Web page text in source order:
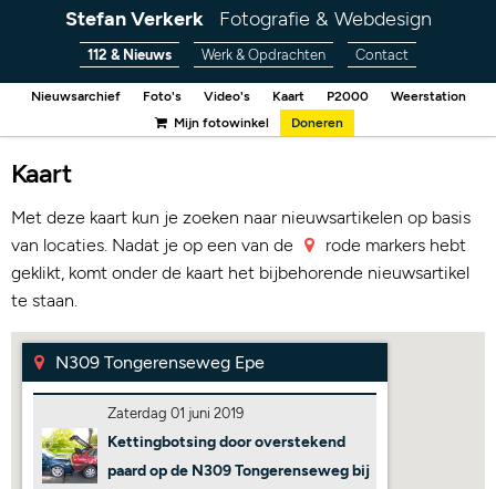
Stefan Verkerk Fotografie & Webdesign
112 & Nieuws Werk & Opdrachten Contact
Nieuwsarchief Foto's Video's Kaart P2000
Weerstation
Mijn fotowinkel
Doneren
Kaart
Met deze kaart kun je zoeken naar nieuwsartikelen op basis
van locaties. Nadat je op een van de
rode markers hebt
geklikt, komt onder de kaart het bijbehorende nieuwsartikel
te staan.
N309 Tongerenseweg Epe
Zaterdag 01 juni 2019
Kettingbotsing door overstekend
paard op de N309 Tongerenseweg bij